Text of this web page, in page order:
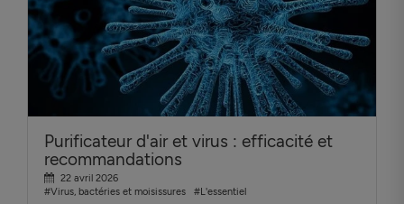
Purificateur d'air et virus : efficacité et
recommandations
22 avril 2026
#Virus, bactéries et moisissures
#L'essentiel